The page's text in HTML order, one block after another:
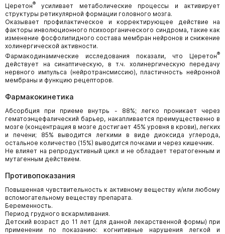
Церетон®
усиливает метаболические процессы и активирует
структуры ретикулярной формации головного мозга.
Оказывает профилактическое и корректирующее действие на
факторы инволюционного психоорганического синдрома, такие как
изменение фосфолипидного состава мембран нейронов и снижение
холинергической активности.
Фармакодинамические исследования показали, что Церетон®
действует на синаптическую, в т.ч. холинергическую передачу
нервного импульса (нейротрансмиссию), пластичность нейронной
мембраны и функцию рецепторов.
Фармакокинетика
Абсорбция при приеме внутрь - 88%; легко проникает через
гематоэнцефалический барьер, накапливается преимущественно в
мозге (концентрация в мозге достигает 45% уровня в крови), легких
и печени; 85% выводится легкими в виде диоксида углерода,
остальное количество (15%) выводится почками и через кишечник.
Не влияет на репродуктивный цикл и не обладает тератогенным и
мутагенным действием.
Противопоказания
Повышенная чувствительность к активному веществу и/или любому
вспомогательному веществу препарата.
Беременность.
Период грудного вскармливания.
Детский возраст до 11 лет (для данной лекарственной формы) при
применении по показанию: когнитивные нарушения легкой и